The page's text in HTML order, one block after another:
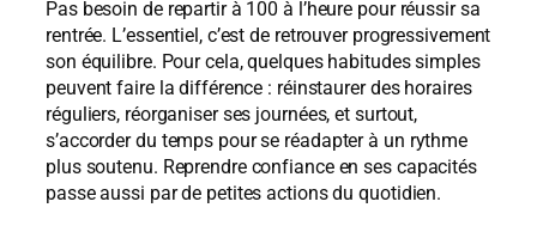
Pas besoin de repartir à 100 à l’heure pour réussir sa
rentrée. L’essentiel, c’est de retrouver progressivement
son équilibre. Pour cela, quelques habitudes simples
peuvent faire la différence : réinstaurer des horaires
réguliers, réorganiser ses journées, et surtout,
s’accorder du temps pour se réadapter à un rythme
plus soutenu. Reprendre confiance en ses capacités
passe aussi par de petites actions du quotidien.